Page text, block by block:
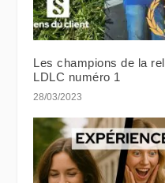
Les champions de la
LDLC numéro 1
28/03/2023